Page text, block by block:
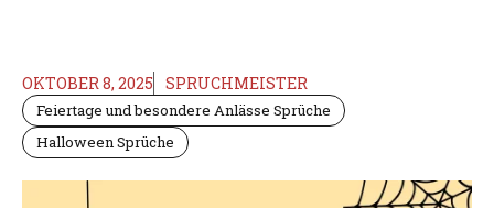
OKTOBER 8, 2025 SPRUCHMEISTER
Feiertage und besondere Anlässe Sprüche
Halloween Sprüche